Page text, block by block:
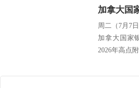
周二（7月7
加拿大国家
2026年高点